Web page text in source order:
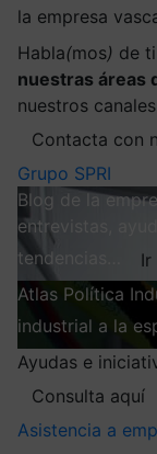
la empresa
Habla(mos) de ti
nuestras áreas
nuestros
Contacta con
Grupo SPRI
Blog de la
entrevistas,
tendencias…
Ir
Atlas Política
industrial a la
Ayudas e
Consulta aquí
Asistencia a